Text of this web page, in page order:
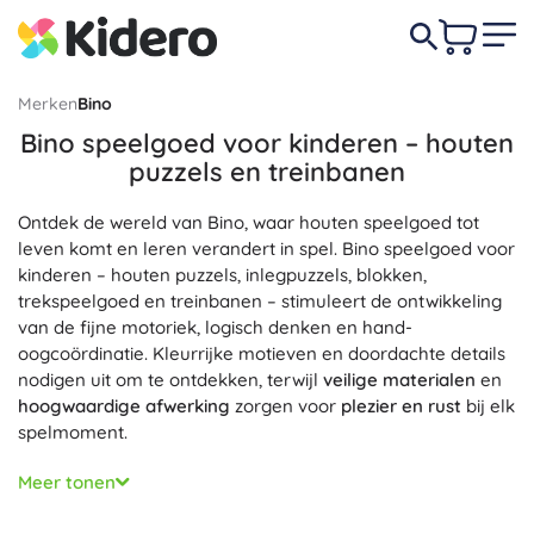
MerkenBino
Bino speelgoed voor kinderen – houten
puzzels en treinbanen
Ontdek de wereld van Bino, waar houten speelgoed tot
leven komt en leren verandert in spel. Bino speelgoed voor
kinderen – houten puzzels, inlegpuzzels, blokken,
trekspeelgoed en treinbanen – stimuleert de ontwikkeling
van de fijne motoriek, logisch denken en hand-
oogcoördinatie. Kleurrijke motieven en doordachte details
nodigen uit om te ontdekken, terwijl veilige materialen en
hoogwaardige afwerking zorgen voor plezier en rust bij elk
spelmoment.
In de Bino-collectie vind je een breed aanbod: Bino
treinbaan en accessoires, Bino puzzels en bouwsets,
Meer tonen